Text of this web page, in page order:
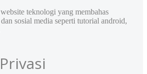
teknologi yang membahas
sosial media seperti tutorial android,